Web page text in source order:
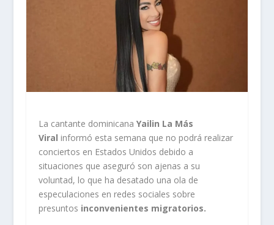
La cantante dominicana Yailin La Más
Viral informó esta semana que no podrá realizar
conciertos en Estados Unidos debido a
situaciones que aseguró son ajenas a su
voluntad, lo que ha desatado una ola de
especulaciones en redes sociales sobre
presuntos inconvenientes migratorios.